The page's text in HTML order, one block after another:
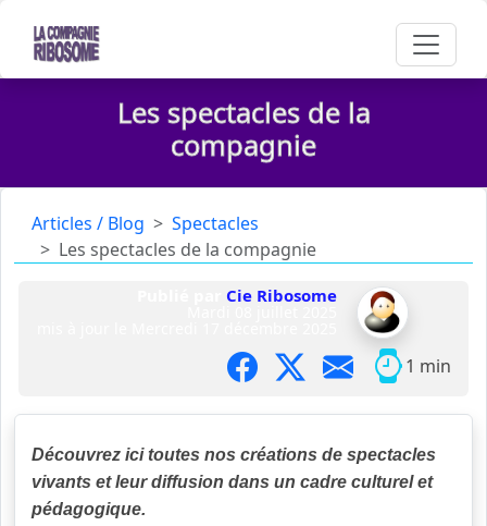
Les spectacles de la
compagnie
Articles / Blog
Spectacles
Les spectacles de la compagnie
Cie Ribosome
1 min
Découvrez ici toutes nos créations de spectacles
vivants et leur diffusion dans un cadre culturel et
pédagogique.